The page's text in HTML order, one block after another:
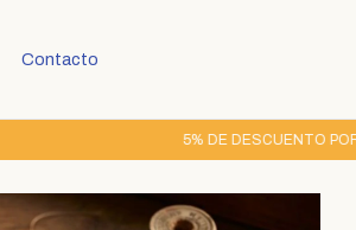
Contacto
5% DE DESCUENTO POR